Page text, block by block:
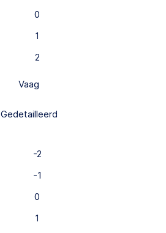
0
1
2
Vaag
Gedetailleerd
-2
-1
0
1